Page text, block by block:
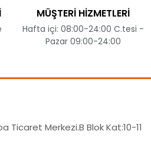
MÜŞTERİ HİZMETLERİ
Hafta içi: 08:00-24:00 C.tesi -
Pazar 09:00-24:00
Ticaret Merkezi.B Blok Kat:10-11